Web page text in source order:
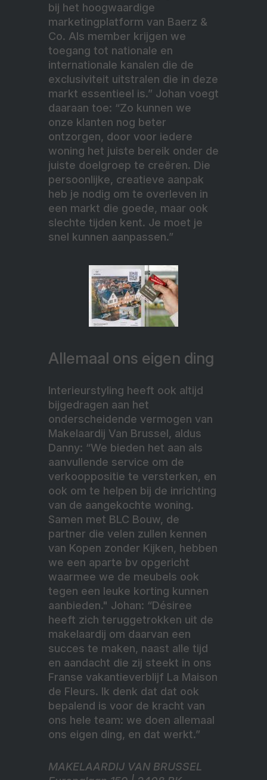
bij het hoogwaardige
marketingplatform van Baerz &
Co. Als member krijgen we
toegang tot nationale en
internationale kanalen die de
exclusiviteit uitstralen die in deze
markt essentieel is.” Johan voegt
daaraan toe: “Zo kunnen we
onze klanten nog beter
ontzorgen, door voor iedere
woning het juiste bereik onder de
juiste doelgroep te creëren. Die
persoonlijke, creatieve aanpak
heb je nodig om te overleven in
een markt die goede, maar ook
slechte tijden kent. Je moet je
snel kunnen aanpassen.”
Allemaal ons eigen ding
Interieurstyling heeft ook altijd
bijgedragen aan het
onderscheidende vermogen van
Makelaardij Van Brussel, aldus
Danny: “We bieden het aan als
aanvullende service om de
verkooppositie te versterken, en
ook om te helpen bij de inrichting
van de aangekochte woning.
Samen met BLC Bouw, de
partner die velen zullen kennen
van Kopen zonder Kijken, hebben
we een aparte bv opgericht
waarmee we de meubels ook
tegen een leuke korting kunnen
aanbieden." Johan: “Désiree
heeft zich teruggetrokken uit de
makelaardij om daarvan een
succes te maken, naast alle tijd
en aandacht die zij steekt in ons
Franse vakantieverblijf La Maison
de Fleurs. Ik denk dat dat ook
bepalend is voor de kracht van
ons hele team: we doen allemaal
ons eigen ding, en dat werkt.”
MAKELAARDIJ VAN BRUSSEL